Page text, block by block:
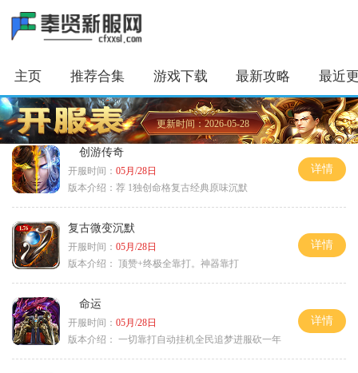
主页 推荐合集 游戏下载 最新攻略 最近
更新时间：2026-05-28
创游传奇
开服时间： 05月/28日
版本介绍： 荐 1独创命格复古经典原味沉默
详情
复古微变沉默
开服时间： 05月/28日
版本介绍： 顶赞+终极全靠打。神器靠打
详情
命运
开服时间： 05月/28日
版本介绍： 一切靠打自动挂机全民追梦进服砍一年
详情